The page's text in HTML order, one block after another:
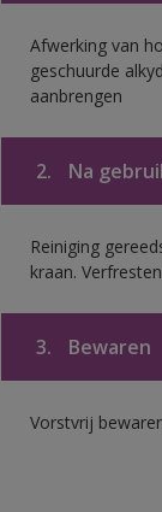
Afwerking van
geschuurde
aanbrengen
2. Na
Reiniging
kraan.
3. Bewaren
Vorstvrij